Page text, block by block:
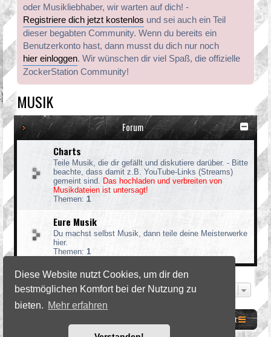
Diese Website nutzt Cookies, um dir den
bestmöglichen Komfort bei der Nutzung zu
bieten. Mehr erfahren
oder Musikliebhaber, wir warten auf dich! -
Registriere dich jetzt kostenlos und sei auch ein Teil
dieser begabten Community. Wenn du bereits ein
Benutzerkonto hast, dann musst du dich nur noch
hier einloggen. Wir wünschen dir viel Spaß, die offizielle
ZockerStation Community!
MUSIK
Forum
Charts
Teile Musik, die dir gefällt und diskutiere darüber. - Bitte
beachte, dass damit z.B. YouTube-Links (Streams)
gemeint sind.
Das hochladen und verbreiten von
Musikdateien ist untersagt!
Themen: 1
Eure Musik
Du machst selbst Musik, dann teile deine Meisterwerke
hier.
Themen: 1
Kontakt